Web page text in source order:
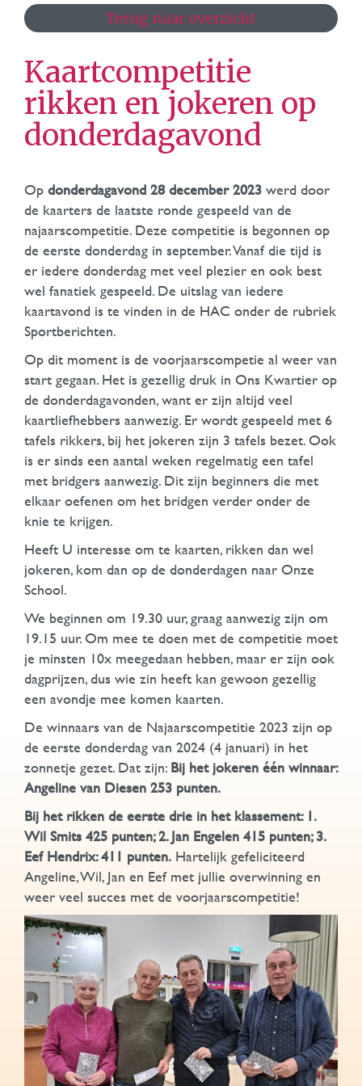
Terug naar overzicht
Kaartcompetitie
rikken en jokeren op
donderdagavond
Opdonderdagavond 28 december 2023werd door
de kaarters de laatste ronde gespeeld van de
najaarscompetitie. Deze competitie is begonnen op
de eerste donderdag in september. Vanaf die tijd is
er iedere donderdag met veel plezier en ook best
wel fanatiek gespeeld. De uitslag van iedere
kaartavond is te vinden in de HAC onder de rubriek
Sportberichten.
Op dit moment is de voorjaarscompetie al weer van
start gegaan. Het is gezellig druk in Ons Kwartier op
de donderdagavonden, want er zijn altijd veel
kaartliefhebbers aanwezig. Er wordt gespeeld met 6
tafels rikkers, bij het jokeren zijn 3 tafels bezet. Ook
is er sinds een aantal weken regelmatig een tafel
met bridgers aanwezig. Dit zijn beginners die met
elkaar oefenen om het bridgen verder onder de
knie te krijgen.
Heeft U interesse om te kaarten, rikken dan wel
jokeren, kom dan op de donderdagen naar Onze
School.
We beginnen om 19.30 uur, graag aanwezig zijn om
19.15 uur. Om mee te doen met de competitie moet
je minsten 10x meegedaan hebben, maar er zijn ook
dagprijzen, dus wie zin heeft kan gewoon gezellig
een avondje mee komen kaarten.
De winnaars van de Najaarscompetitie 2023 zijn op
de eerste donderdag van 2024 (4 januari) in het
zonnetje gezet. Dat zijn:Bij het jokeren één winnaar:
Angeline van Diesen 253 punten.
Bij het rikken de eerste drie in het klassement: 1.
Wil Smits 425 punten; 2. Jan Engelen 415 punten; 3.
Eef Hendrix: 411 punten. Hartelijk gefeliciteerd
Angeline, Wil, Jan en Eef met jullie overwinning en
weer veel succes met de voorjaarscompetitie!